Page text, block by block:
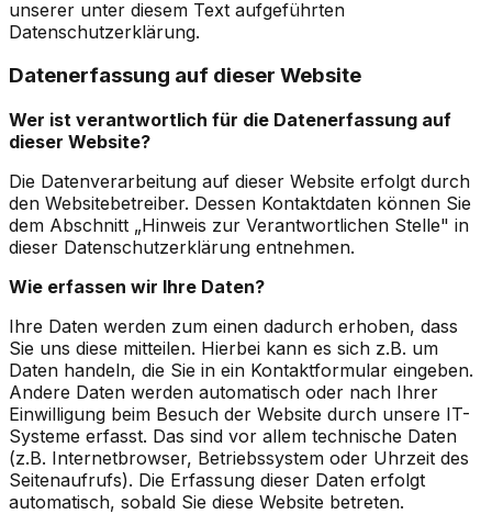
unserer unter diesem Text aufgeführten
Datenschutzerklärung.
Datenerfassung auf dieser Website
Wer ist verantwortlich für die Datenerfassung auf
dieser Website?
Die Datenverarbeitung auf dieser Website erfolgt durch
den Websitebetreiber. Dessen Kontaktdaten können Sie
dem Abschnitt „Hinweis zur Verantwortlichen Stelle" in
dieser Datenschutzerklärung entnehmen.
Wie erfassen wir Ihre Daten?
Ihre Daten werden zum einen dadurch erhoben, dass
Sie uns diese mitteilen. Hierbei kann es sich z.B. um
Daten handeln, die Sie in ein Kontaktformular eingeben.
Andere Daten werden automatisch oder nach Ihrer
Einwilligung beim Besuch der Website durch unsere IT-
Systeme erfasst. Das sind vor allem technische Daten
(z.B. Internetbrowser, Betriebssystem oder Uhrzeit des
Seitenaufrufs). Die Erfassung dieser Daten erfolgt
automatisch, sobald Sie diese Website betreten.